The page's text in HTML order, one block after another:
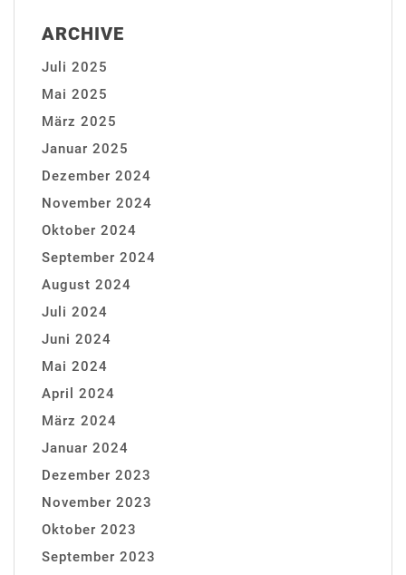
ARCHIVE
Juli 2025
Mai 2025
März 2025
Januar 2025
Dezember 2024
November 2024
Oktober 2024
September 2024
August 2024
Juli 2024
Juni 2024
Mai 2024
April 2024
März 2024
Januar 2024
Dezember 2023
November 2023
Oktober 2023
September 2023